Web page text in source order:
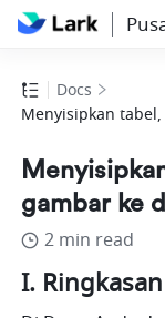
Docs
Menyisipkan
gambar ke
2 min read
I. Ringkasan